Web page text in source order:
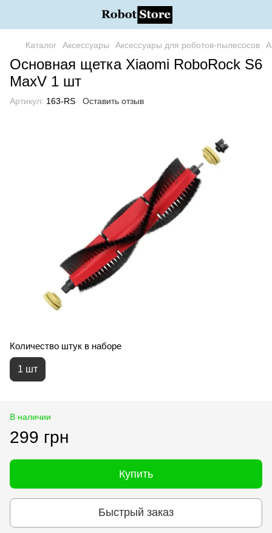
Каталог Аксессуары Аксессуары для роботов-пылесосов
Основная щетка Xiaomi RoboRock S6
MaxV 1 шт
Артикул: 163-RS Оставить отзыв
Количество штук в наборе
1 шт
В наличии
299 грн
Купить
Быстрый заказ